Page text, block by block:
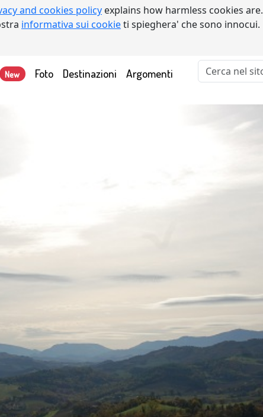
and cookies policy explains how harmless cookies are.
informativa sui cookieti spieghera' che sono innocui.
New Foto Destinazioni Argomenti